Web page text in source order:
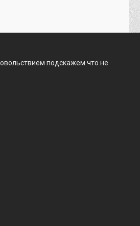
подскажем что не